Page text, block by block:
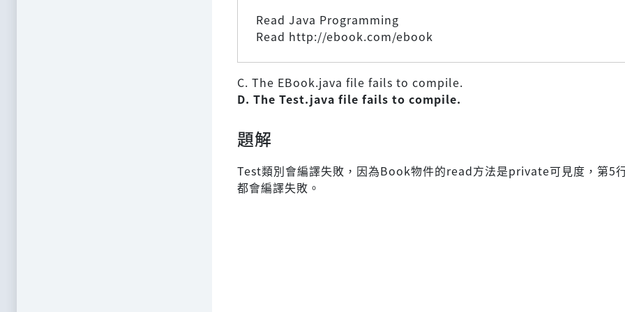
Read Java Programming
Read http://ebook.com/ebook
C. The EBook.java file fails to compile.
D. The Test.java file fails to compile.
題解
Test類別會編譯失敗，因為Book物件的read方法是private可見度，第5
都會編譯失敗。